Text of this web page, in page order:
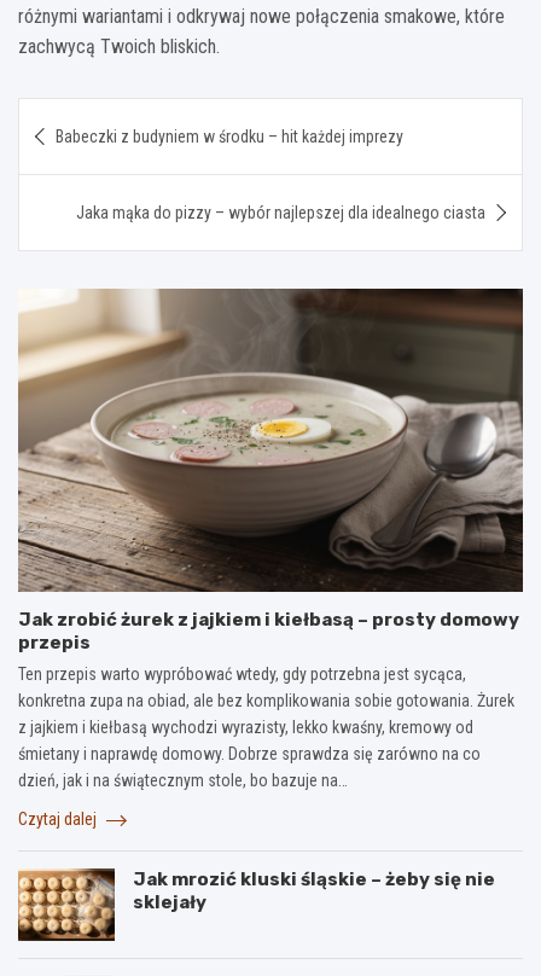
różnymi wariantami i odkrywaj nowe połączenia smakowe, które
zachwycą Twoich bliskich.
wpisu
Babeczki z budyniem w środku – hit każdej imprezy
Jaka mąka do pizzy – wybór najlepszej dla idealnego ciasta
Jak zrobić żurek z jajkiem i kiełbasą – prosty domowy
przepis
Ten przepis warto wypróbować wtedy, gdy potrzebna jest sycąca,
konkretna zupa na obiad, ale bez komplikowania sobie gotowania. Żurek
z jajkiem i kiełbasą wychodzi wyrazisty, lekko kwaśny, kremowy od
śmietany i naprawdę domowy. Dobrze sprawdza się zarówno na co
dzień, jak i na świątecznym stole, bo bazuje na…
Czytaj dalej
Jak mrozić kluski śląskie – żeby się nie
sklejały